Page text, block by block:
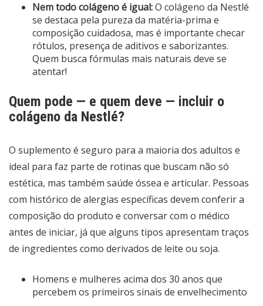
Nem todo colágeno é igual:O colágeno da Nestlé
se destaca pela pureza da matéria-prima e
composição cuidadosa, mas é importante checar
rótulos, presença de aditivos e saborizantes.
Quem busca fórmulas mais naturais deve se
atentar!
Quem pode — e quem deve — incluir o
colágeno da Nestlé?
O suplemento é seguro para a maioria dos adultos e
ideal para faz parte de rotinas que buscam não só
estética, mas também saúde óssea e articular. Pessoas
com histórico de alergias específicas devem conferir a
composição do produto e conversar com o médico
antes de iniciar, já que alguns tipos apresentam traços
de ingredientes como derivados de leite ou soja.
Homens e mulheres acima dos 30 anos que
percebem os primeiros sinais de envelhecimento